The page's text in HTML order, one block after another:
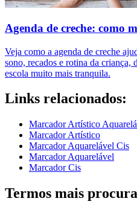
Agenda de creche: como
Veja como a agenda de creche
sono, recados e rotina da criança,
escola muito mais tranquila.
Links relacionados:
Marcador Artístico
Marcador Artístico
Marcador Aquarelável Cis
Marcador Aquarelável
Marcador Cis
Termos mais